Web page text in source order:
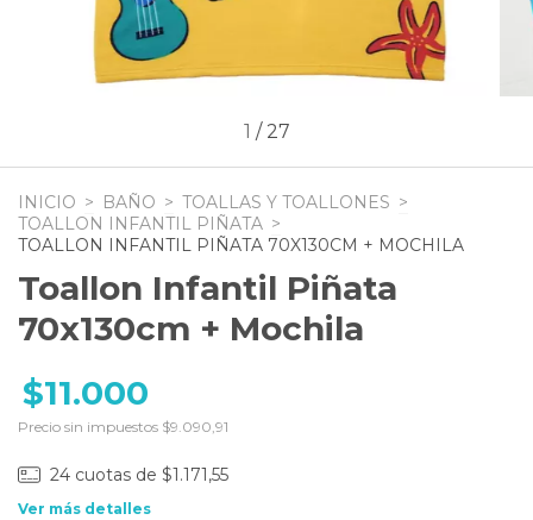
1 / 27
INICIO > BAÑO > TOALLAS Y TOALLONES >
TOALLON INFANTIL PIÑATA >
TOALLON INFANTIL PIÑATA 70X130CM + MOCHILA
Toallon Infantil Piñata
70x130cm + Mochila
$11.000
Precio sin impuestos $9.090,91
24 cuotas de $1.171,55
Ver más detalles